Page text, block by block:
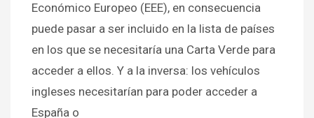
Económico Europeo (EEE), en consecuencia
puede pasar a ser incluido en la lista de países
en los que se necesitaría una Carta Verde para
acceder a ellos. Y a la inversa: los vehículos
ingleses necesitarían para poder acceder a
España o